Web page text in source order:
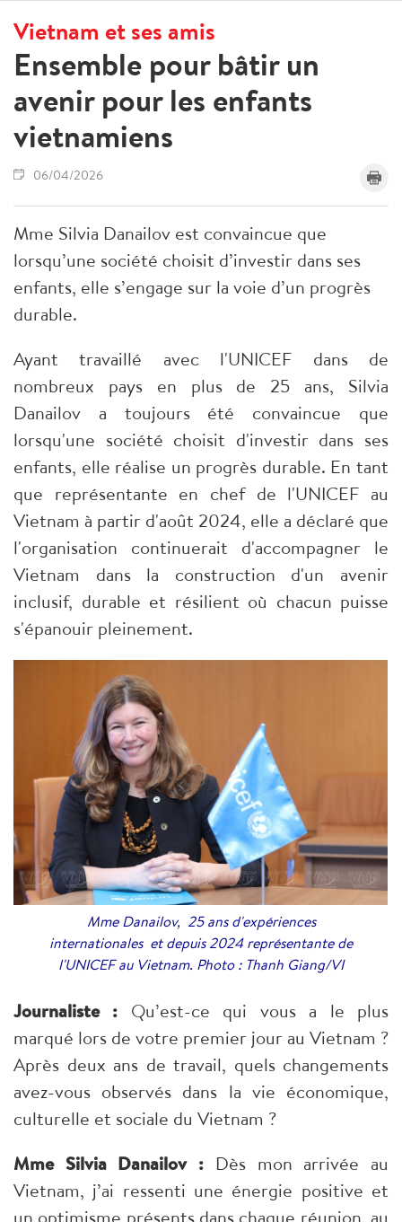
Vietnam et ses amis
Ensemble pour bâtir un
avenir pour les enfants
vietnamiens
06/04/2026
Mme Silvia Danailov est convaincue que
lorsqu’une société choisit d’investir dans ses
enfants, elle s’engage sur la voie d’un progrès
durable.
Ayant travaillé avec l'UNICEF dans de
nombreux pays en plus de 25 ans, Silvia
Danailov a toujours été convaincue que
lorsqu'une société choisit d'investir dans ses
enfants, elle réalise un progrès durable. En tant
que représentante en chef de l'UNICEF au
Vietnam à partir d'août 2024, elle a déclaré que
l'organisation continuerait d'accompagner le
Vietnam dans la construction d'un avenir
inclusif, durable et résilient où chacun puisse
s'épanouir pleinement.
Mme Danailov, 25 ans d'expériences
internationales et depuis 2024 représentante de
l'UNICEF au Vietnam. Photo : Thanh Giang/VI
Journaliste : Qu’est-ce qui vous a le plus
marqué lors de votre premier jour au Vietnam ?
Après deux ans de travail, quels changements
avez-vous observés dans la vie économique,
culturelle et sociale du Vietnam ?
Mme Silvia Danailov : Dès mon arrivée au
Vietnam, j’ai ressenti une énergie positive et